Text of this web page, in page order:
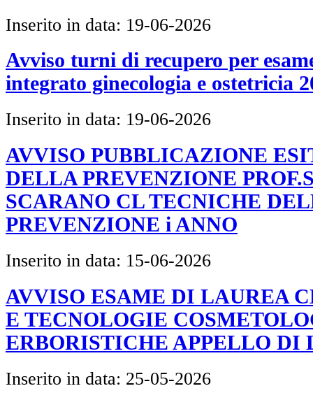
Inserito in data: 19-06-2026
Avviso turni di recupero per
integrato ginecologia e ostetricia
Inserito in data: 19-06-2026
AVVISO PUBBLICAZIONE
DELLA PREVENZIONE
SCARANO CL TECNICHE
PREVENZIONE i ANNO
Inserito in data: 15-06-2026
AVVISO ESAME DI LAUREA
E TECNOLOGIE
ERBORISTICHE APPELLO DI
Inserito in data: 25-05-2026